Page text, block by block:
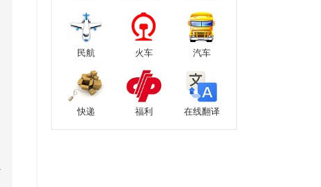
民航 火车 汽车
快递 福利 在线翻译